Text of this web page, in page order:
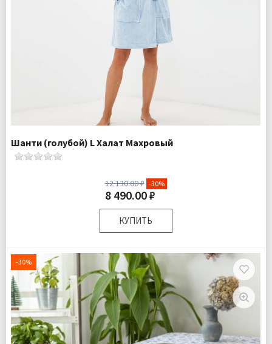
Шанти (голубой) L Халат Махровый
12 130.00 ₽ -30%
8 490.00 ₽
КУПИТЬ
Комплектация:
Халат 1 шт
Ткань:
Махра
Доставка:
Бесплатно
-30%